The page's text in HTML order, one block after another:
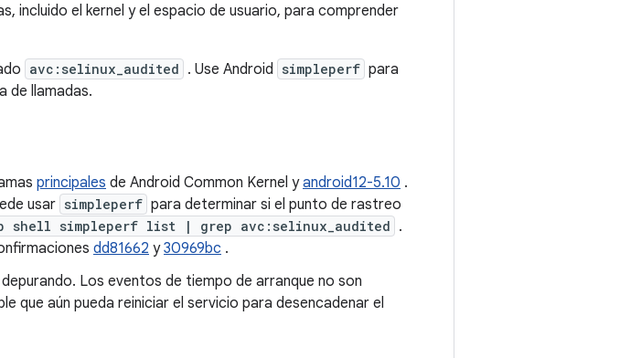
incluido el kernel y el espacio de usuario, para comprender
avc:selinux_audited . Use Android simpleperf para
de llamadas.
principales de Android Common Kernel yandroid12-5.10 .
usar simpleperf para determinar si el punto de rastreo
shell simpleperf list | grep avc:selinux_audited .
dd81662 y30969bc .
Los eventos de tiempo de arranque no son
que aún pueda reiniciar el servicio para desencadenar el